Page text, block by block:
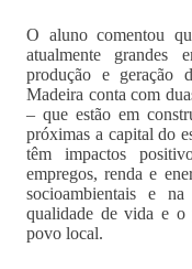
O aluno comentou
atualmente grandes
produção e geração
Madeira conta com
– que estão em
próximas a capital do
têm impactos
empregos, renda e
socioambientais e
qualidade de vida e o
povo local.